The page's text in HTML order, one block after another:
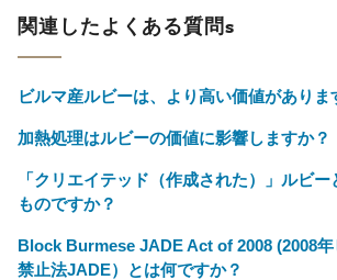
関連したよくある質問s
ビルマ産ルビーは、より高い価値がありま
加熱処理はルビーの価値に影響しますか？
「クリエイテッド（作成された）」ルビ
ものですか？
Block Burmese JADE Act of 2008 (2008年
禁止法JADE）とは何ですか？